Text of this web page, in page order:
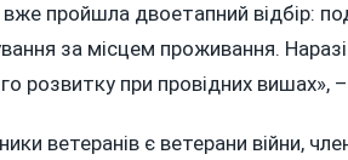
пройшла двоетапний відбір:
за місцем проживання.
розвитку при провідних вишах»,
ветеранів є ветерани війни,